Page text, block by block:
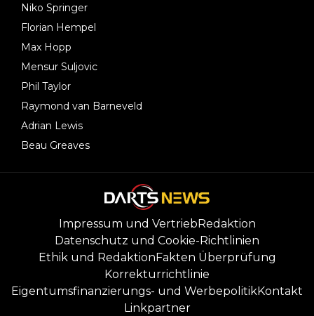
Niko Springer
Florian Hempel
Max Hopp
Mensur Suljovic
Phil Taylor
Raymond van Barneveld
Adrian Lewis
Beau Greaves
Impressum und VertriebRedaktion
Datenschutz und Cookie-Richtlinien
Ethik und RedaktionFakten Überprüfung
Korrekturrichtlinie
Eigentumsfinanzierungs- und WerbepolitikKontakt
Linkpartner